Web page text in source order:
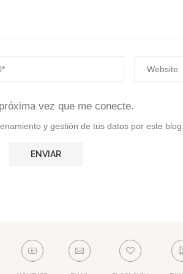
vez que me conecte.
y gestión de tus datos por este